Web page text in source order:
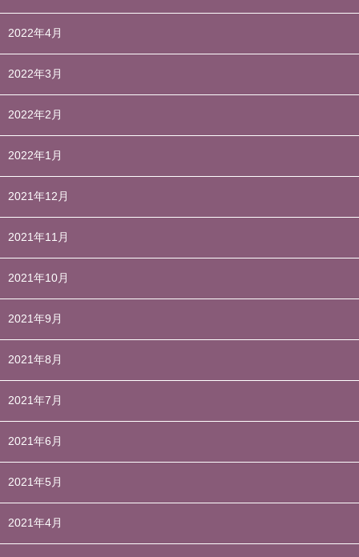
2022年4月
2022年3月
2022年2月
2022年1月
2021年12月
2021年11月
2021年10月
2021年9月
2021年8月
2021年7月
2021年6月
2021年5月
2021年4月